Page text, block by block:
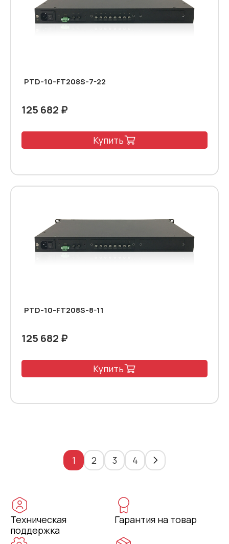
PTD-10-FT208S-7-22
125 682 ₽
Купить
PTD-10-FT208S-8-11
125 682 ₽
Купить
1 2 3 4
Техническая
поддержка
Гарантия на товар